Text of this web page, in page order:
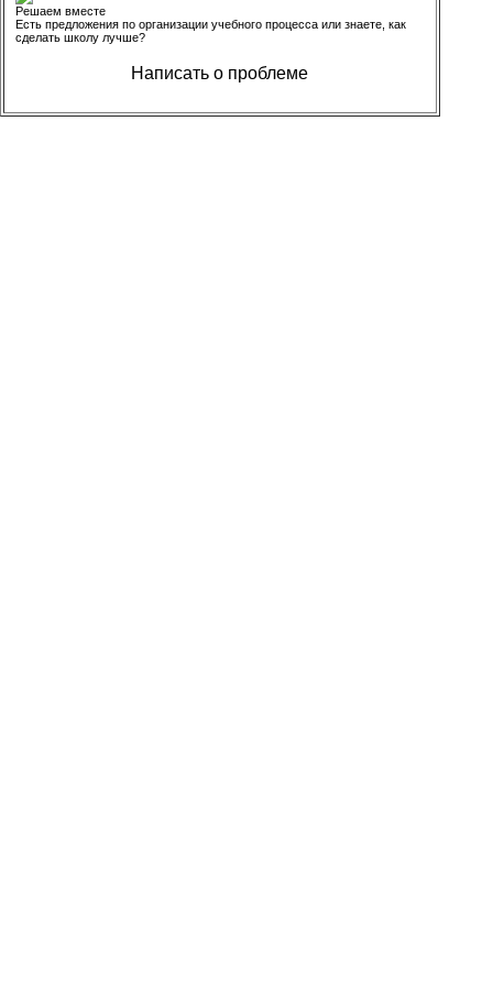
Решаем вместе
Есть предложения по организации учебного процесса или знаете, как
сделать школу лучше?
Написать о проблеме